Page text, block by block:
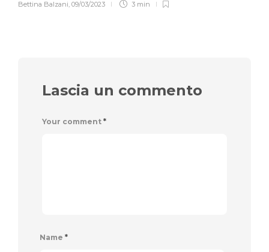
Bettina Balzani, 09/03/2023 3 min
Lascia un commento
Your comment *
Name *